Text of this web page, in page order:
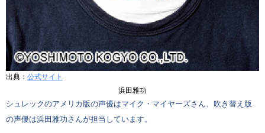
出典： 公式サイト
浜田雅功
シュレックのアメリカ版の声優はマイク・マイヤーズさん、吹き替え版
の声優は浜田雅功さんが担当しています。